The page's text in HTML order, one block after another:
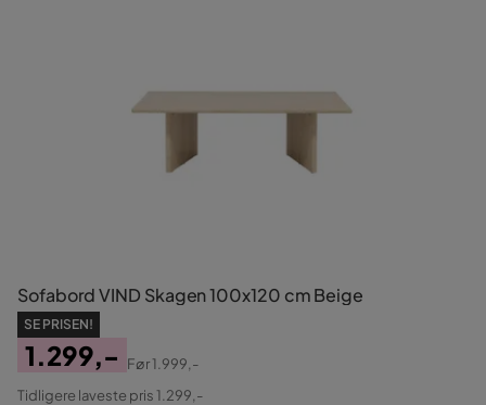
Sofabord VIND Skagen 100x120 cm Beige
SE PRISEN!
Pris
1.299,-
Original
Før1.999,-
Tidligere laveste pris 1.299,-